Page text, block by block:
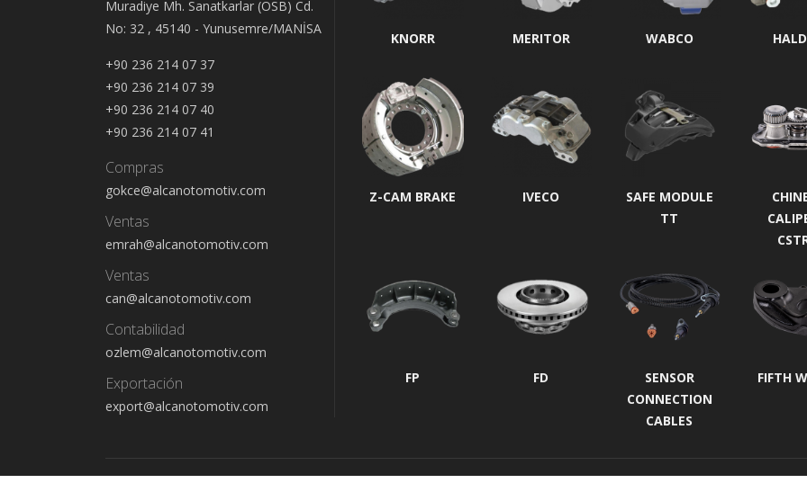
Muradiye Mh. Sanatkarlar (OSB) Cd.
No: 32 , 45140 - Yunusemre/MANİSA
+90 236 214 07 37
+90 236 214 07 39
+90 236 214 07 40
+90 236 214 07 41
Compras
gokce@alcanotomotiv.com
Ventas
emrah@alcanotomotiv.com
Ventas
can@alcanotomotiv.com
Contabilidad
ozlem@alcanotomotiv.com
Exportación
export@alcanotomotiv.com
KNORR MERITOR WABCO
Z-CAM BRAKE IVECO
SAFE MODULE
TT
FP FD
SENSOR
CONNECTION
CABLES
FIFTH